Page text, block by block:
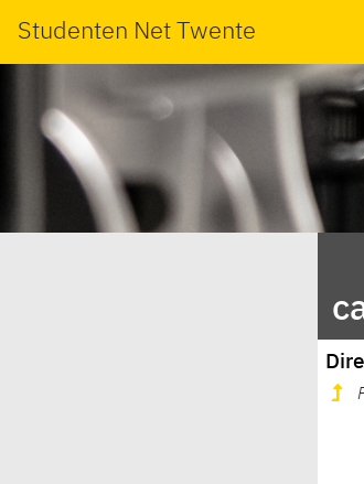
Studenten Net Twente